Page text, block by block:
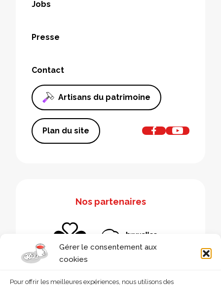
Gérer le consentement aux
cookies
Pour offrir les meilleures expériences, nous utilisons des
Jobs
Presse
Contact
Artisans du patrimoine
Plan du site
Nos partenaires